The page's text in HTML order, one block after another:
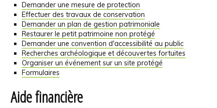
Demander une mesure de protection
Effectuer des travaux de conservation
Demander un plan de gestion patrimoniale
Restaurer le petit patrimoine non protégé
Demander une convention d'accessibilité au public
Recherches archéologique et découvertes fortuites
Organiser un événement sur un site protégé
Formulaires
Aide financière